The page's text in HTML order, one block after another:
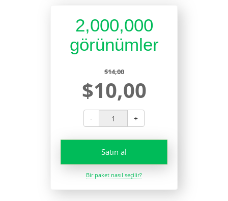
2,000,000
görünümler
$14,00
$10,00
- +
Satın al
Bir paket nasıl seçilir?